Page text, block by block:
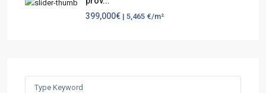
399,000€ | 5,465 €/m²